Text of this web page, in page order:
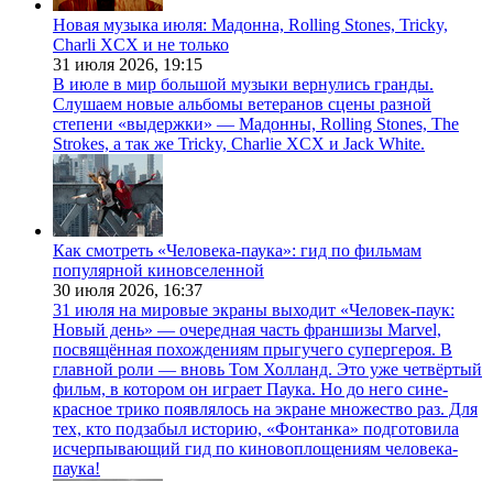
Новая музыка июля: Мадонна, Rolling Stones, Tricky,
Charli XCX и не только
31 июля 2026, 19:15
В июле в мир большой музыки вернулись гранды.
Слушаем новые альбомы ветеранов сцены разной
степени «выдержки» — Мадонны, Rolling Stones, The
Strokes, а так же Tricky, Charlie XCX и Jack White.
Как смотреть «Человека-паука»: гид по фильмам
популярной киновселенной
30 июля 2026, 16:37
31 июля на мировые экраны выходит «Человек-паук:
Новый день» — очередная часть франшизы Marvel,
посвящённая похождениям прыгучего супергероя. В
главной роли — вновь Том Холланд. Это уже четвёртый
фильм, в котором он играет Паука. Но до него сине-
красное трико появлялось на экране множество раз. Для
тех, кто подзабыл историю, «Фонтанка» подготовила
исчерпывающий гид по киновоплощениям человека-
паука!